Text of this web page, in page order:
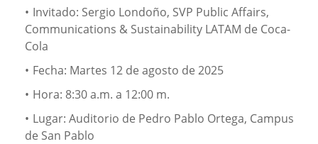
Invitado: Sergio Londoño, SVP Public Affairs,
Communications & Sustainability LATAM de Coca-
Cola
Fecha: Martes 12 de agosto de 2025
Hora: 8:30 a.m. a 12:00 m.
Lugar: Auditorio de Pedro Pablo Ortega, Campus
de San Pablo